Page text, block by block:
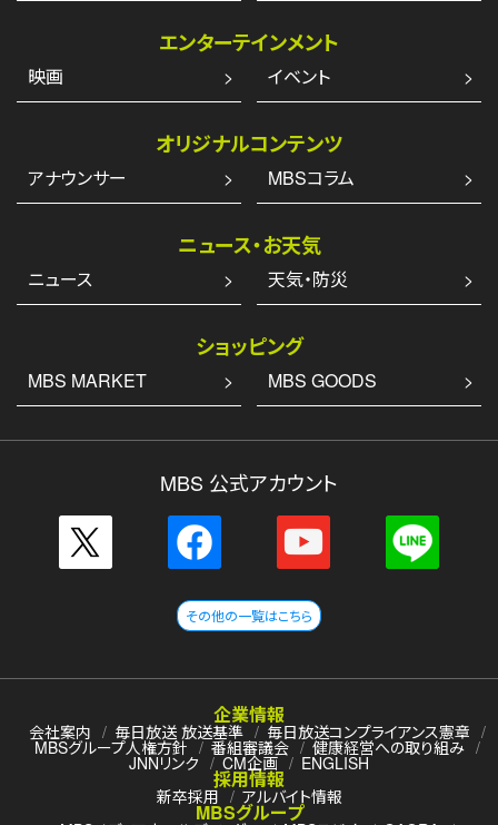
エンターテインメント
映画 イベント
オリジナルコンテンツ
アナウンサー MBSコラム
ニュース・お天気
ニュース 天気・防災
ショッピング
MBS MARKET MBS GOODS
MBS 公式アカウント
その他の一覧はこちら
企業情報
会社案内 毎日放送 放送基準 毎日放送コンプライアンス憲章
MBSグループ人権方針 番組審議会 健康経営への取り組み
JNNリンク CM企画 ENGLISH
採用情報
新卒採用 アルバイト情報
MBSグループ